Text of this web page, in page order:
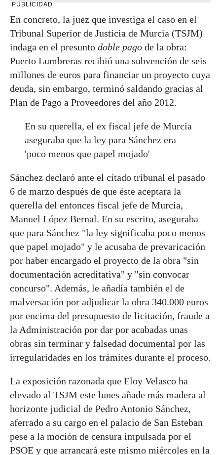
PUBLICIDAD
En concreto, la juez que investiga el caso en el
Tribunal Superior de Justicia de Murcia (TSJM)
indaga en el presunto doble pago de la obra:
Puerto Lumbreras recibió una subvención de seis
millones de euros para financiar un proyecto cuya
deuda, sin embargo, terminó saldando gracias al
Plan de Pago a Proveedores del año 2012.
En su querella, el ex fiscal jefe de Murcia
aseguraba que la ley para Sánchez era
'poco menos que papel mojado'
Sánchez declaró ante el citado tribunal el pasado
6 de marzo después de que éste aceptara la
querella del entonces fiscal jefe de Murcia,
Manuel López Bernal. En su escrito, aseguraba
que para Sánchez "la ley significaba poco menos
que papel mojado" y le acusaba de prevaricación
por haber encargado el proyecto de la obra "sin
documentación acreditativa" y "sin convocar
concurso". Además, le añadía también el de
malversación por adjudicar la obra 340.000 euros
por encima del presupuesto de licitación, fraude a
la Administración por dar por acabadas unas
obras sin terminar y falsedad documental por las
irregularidades en los trámites durante el proceso.
La exposición razonada que Eloy Velasco ha
elevado al TSJM este lunes añade más madera al
horizonte judicial de Pedro Antonio Sánchez,
aferrado a su cargo en el palacio de San Esteban
pese a la moción de censura impulsada por el
PSOE y que arrancará este mismo miércoles en la